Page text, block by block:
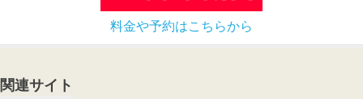
料金や予約はこちらから
関連サイト